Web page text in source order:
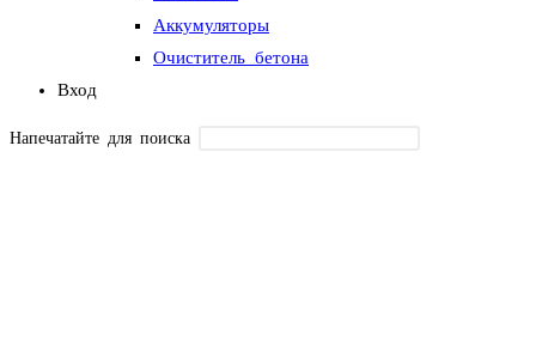
Аккумуляторы
Очиститель бетона
Вход
Напечатайте для поиска